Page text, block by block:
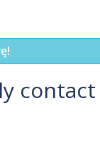
contact